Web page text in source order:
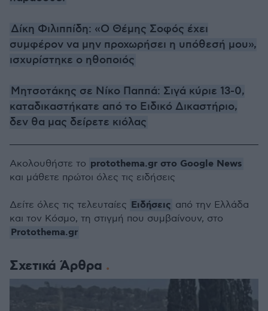
Δίκη Φιλιππίδη: «Ο Θέμης Σοφός έχει
συμφέρον να μην προχωρήσει η υπόθεσή μου»,
ισχυρίστηκε ο ηθοποιός
Μητσοτάκης σε Νίκο Παππά: Σιγά κύριε 13-0,
καταδικαστήκατε από το Ειδικό Δικαστήριο,
δεν θα μας δείρετε κιόλας
Σχετικά Άρθρα
Ακολουθήστε το protothema.gr στο Google News
και μάθετε πρώτοι όλες τις ειδήσεις
Δείτε όλες τις τελευταίες Ειδήσεις από την Ελλάδα
και τον Κόσμο, τη στιγμή που συμβαίνουν, στο
Protothema.gr